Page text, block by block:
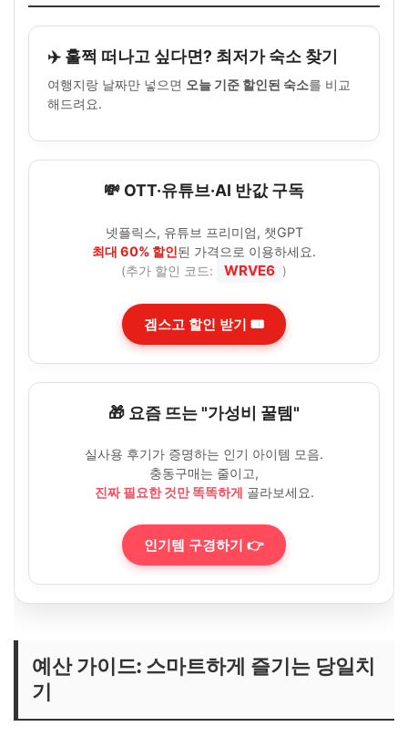
✈️ 훌쩍 떠나고 싶다면? 최저가 숙소 찾기
여행지랑 날짜만 넣으면 오늘 기준 할인된 숙소를 비교
해드려요.
💸 OTT·유튜브·AI 반값 구독
넷플릭스, 유튜브 프리미엄, 챗GPT
최대 60% 할인된 가격으로 이용하세요.
(추가 할인 코드: WRVE6 )
겜스고 할인 받기 🎟️
🎁 요즘 뜨는 "가성비 꿀템"
실사용 후기가 증명하는 인기 아이템 모음.
충동구매는 줄이고,
진짜 필요한 것만 똑똑하게 골라보세요.
인기템 구경하기 👉
예산 가이드: 스마트하게 즐기는 당일치
기